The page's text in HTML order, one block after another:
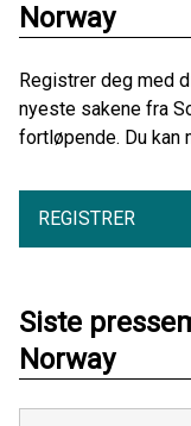
Norway
Registrer deg med
nyeste sakene fra
fortløpende. Du kan
REGISTRER
Siste
Norway